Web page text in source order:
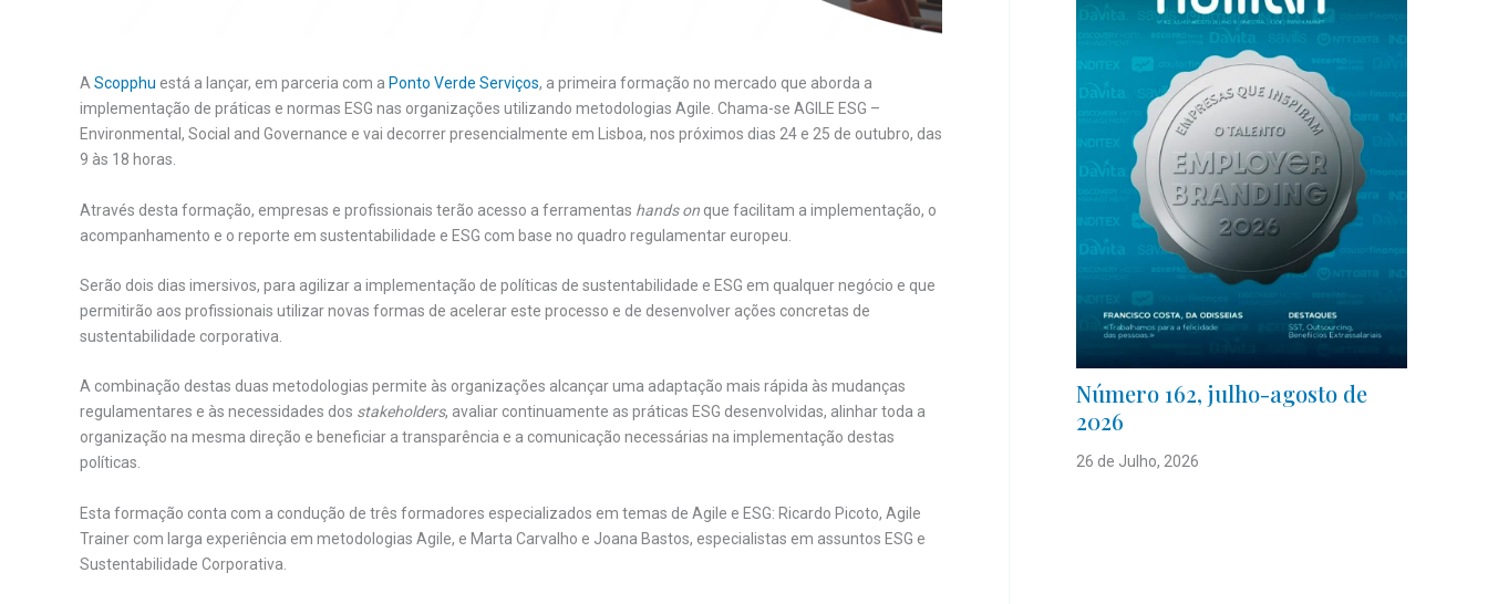
AScopphu está a lançar, em parceria com a Ponto Verde Serviços, a primeira formação no mercado que aborda a
implementação de práticas e normas ESG nas organizações utilizando metodologias Agile. Chama-se AGILE ESG –
Environmental, Social and Governance e vai decorrer presencialmente em Lisboa, nos próximos dias 24 e 25 de outubro, das
9 às 18 horas.
Através desta formação, empresas e profissionais terão acesso a ferramentas hands on que facilitam a implementação, o
acompanhamento e o reporte em sustentabilidade e ESG com base no quadro regulamentar europeu.
Serão dois dias imersivos, para agilizar a implementação de políticas de sustentabilidade e ESG em qualquer negócio e que
permitirão aos profissionais utilizar novas formas de acelerar este processo e de desenvolver ações concretas de
sustentabilidade corporativa.
A combinação destas duas metodologias permite às organizações alcançar uma adaptação mais rápida às mudanças
regulamentares e às necessidades dos stakeholders, avaliar continuamente as práticas ESG desenvolvidas, alinhar toda a
organização na mesma direção e beneficiar a transparência e a comunicação necessárias na implementação destas
políticas.
Esta formação conta com a condução de três formadores especializados em temas de Agile e ESG: Ricardo Picoto, Agile
Trainer com larga experiência em metodologias Agile, e Marta Carvalho e Joana Bastos, especialistas em assuntos ESG e
Sustentabilidade Corporativa.
Número 162, julho-agosto de
2026
26 de Julho, 2026